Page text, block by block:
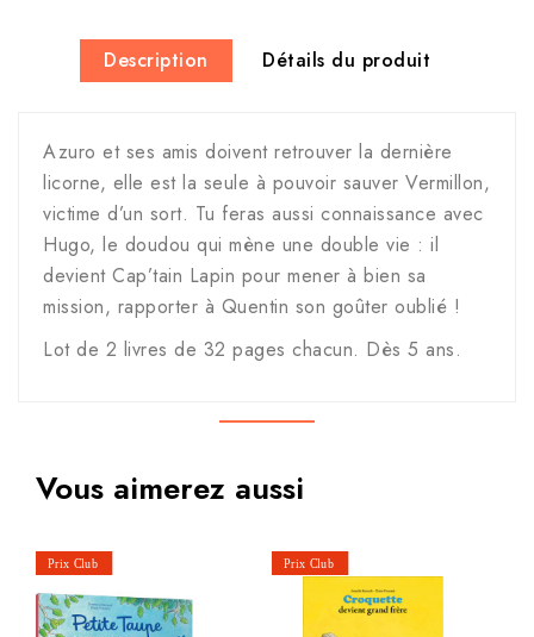
Description Détails du produit
Azuro et ses amis doivent retrouver la dernière
licorne, elle est la seule à pouvoir sauver Vermillon,
victime d’un sort. Tu feras aussi connaissance avec
Hugo, le doudou qui mène une double vie : il
devient Cap’tain Lapin pour mener à bien sa
mission, rapporter à Quentin son goûter oublié !
Lot de 2 livres de 32 pages chacun. Dès 5 ans.
Vous aimerez aussi